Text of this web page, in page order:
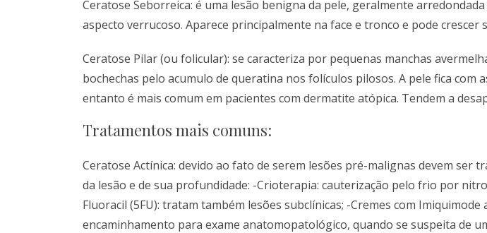
Ceratose Seborreica: é uma lesão benigna da pele, geralmente
aspecto verrucoso. Aparece principalmente na face e tronco e pode
Ceratose Pilar (ou folicular): se caracteriza por pequenas manchas
bochechas pelo acumulo de queratina nos folículos pilosos. A pele fica
entanto é mais comum em pacientes com dermatite atópica. Tendem a
Tratamentos mais comuns:
Ceratose Actínica: devido ao fato de serem lesões pré-malignas devem ser
da lesão e de sua profundidade: -Crioterapia: cauterização pelo frio por
Fluoracil (5FU): tratam também lesões subclínicas; -Cremes com
encaminhamento para exame anatomopatológico, quando se suspeita de